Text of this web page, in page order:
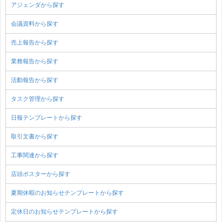
アジェンダから探す
会議資料から探す
売上報告から探す
業務報告から探す
活動報告から探す
タスク管理から探す
日報テンプレートから探す
取引文書から探す
工事関連から探す
店頭ポスターから探す
夏期休暇のお知らせテンプレートから探す
定休日のお知らせテンプレートから探す